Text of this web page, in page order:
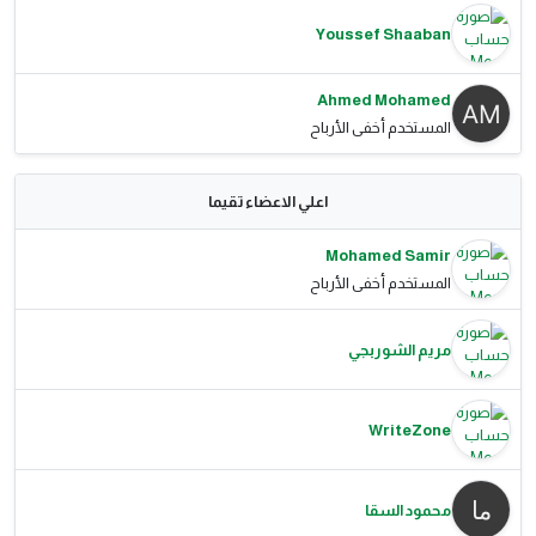
Youssef Shaaban
Ahmed Mohamed
المستخدم أخفى الأرباح
اعلي الاعضاء تقيما
Mohamed Samir
المستخدم أخفى الأرباح
مريم الشوربجي
WriteZone
محمود السقا